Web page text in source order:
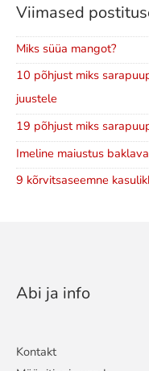
Viimased
Miks süüa mangot?
10 põhjust miks
juustele
19 põhjust miks
Imeline maiustus baklava
9 kõrvitsaseemne
Abi ja info
Kontakt